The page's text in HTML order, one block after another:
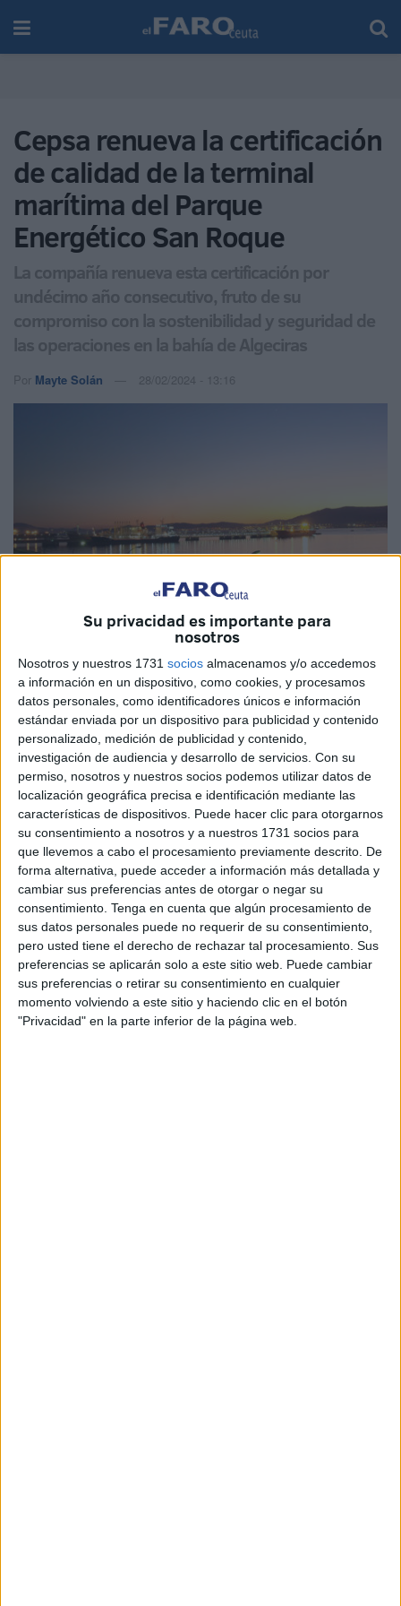
Su privacidad es importante para
nosotros
Nosotros y nuestros 1731 socios almacenamos y/o accedemos
a información en un dispositivo, como cookies, y procesamos
datos personales, como identificadores únicos e información
estándar enviada por un dispositivo para publicidad y contenido
personalizado, medición de publicidad y contenido,
investigación de audiencia y desarrollo de servicios. Con su
permiso, nosotros y nuestros socios podemos utilizar datos de
localización geográfica precisa e identificación mediante las
características de dispositivos. Puede hacer clic para otorgarnos
su consentimiento a nosotros y a nuestros 1731 socios para
que llevemos a cabo el procesamiento previamente descrito. De
forma alternativa, puede acceder a información más detallada y
cambiar sus preferencias antes de otorgar o negar su
consentimiento. Tenga en cuenta que algún procesamiento de
sus datos personales puede no requerir de su consentimiento,
pero usted tiene el derecho de rechazar tal procesamiento. Sus
preferencias se aplicarán solo a este sitio web. Puede cambiar
sus preferencias o retirar su consentimiento en cualquier
momento volviendo a este sitio y haciendo clic en el botón
"Privacidad" en la parte inferior de la página web.
Cepsa renueva la certificación
de calidad de la terminal
marítima del Parque
Energético San Roque
La compañía renueva esta certificación por
undécimo año consecutivo, fruto de su
compromiso con la sostenibilidad y seguridad de
las operaciones en la bahía de Algeciras
Por Mayte Solán 28/02/2024 - 13:16
Imagen cedida
Cepsaha renovado la certificación de la terminal marítima
delParque Energético San Roque(PESR) según el
referencial de Calidad de servicio para el tráfico de cargas
sólidas y líquidas a granel dePuertos del Estado , tras
superar con éxito la auditoría anual realizada por la
verificadora externa AENOR.
Se trata de un certificado de adscripción voluntaria que
valida la calidad en la prestación del servicio de
concesiones marítimas desde diversas perspectivas:
adecuación de instalaciones y de las infraestructuras,
gestión de recursos, seguridad en las operaciones,
servicios a la mercancía, incluyendo la facturación y